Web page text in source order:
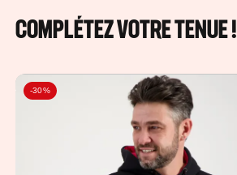
COMPLÉTEZ VOTRE TENUE !
-30%